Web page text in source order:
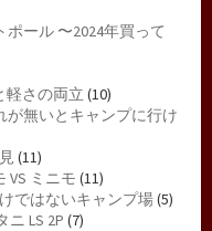
ール 〜2024年買って
軽さの両立 (10)
が無いとキャンプに行け
(11)
VS ミニモ (11)
ではないキャンプ場(5)
LS 2P (7)